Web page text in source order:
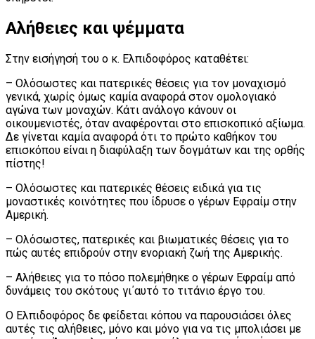
Αλήθειες και ψέμματα
Στην εισήγησή του ο κ. Ελπιδοφόρος καταθέτει:
– Ολόσωστες και πατερικές θέσεις για τον μοναχισμό
γενικά, χωρίς όμως καμία αναφορά στον ομολογιακό
αγώνα των μοναχών. Κάτι ανάλογο κάνουν οι
οικουμενιστές, όταν αναφέρονται στο επισκοπικό αξίωμα.
Δε γίνεται καμία αναφορά ότι το πρώτο καθήκον του
επισκόπου είναι η διαφύλαξη των δογμάτων και της ορθής
πίστης!
– Ολόσωστες και πατερικές θέσεις ειδικά για τις
μοναστικές κοινότητες που ίδρυσε ο γέρων Εφραίμ στην
Αμερική.
– Ολόσωστες, πατερικές και βιωματικές θέσεις για το
πώς αυτές επιδρούν στην ενοριακή ζωή της Αμερικής.
– Αλήθειες για το πόσο πολεμήθηκε ο γέρων Εφραίμ από
δυνάμεις του σκότους γι΄αυτό το τιτάνιο έργο του.
Ο Ελπιδοφόρος δε φείδεται κόπου να παρουσιάσει όλες
αυτές τις αλήθειες, μόνο και μόνο για να τις μπολιάσει με